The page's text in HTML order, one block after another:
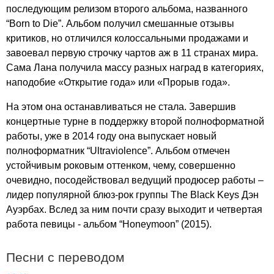
последующим релизом второго альбома, названного
“Born to Die”. Альбом получил смешанные отзывы
критиков, но отличился колоссальными продажами и
завоевал первую строчку чартов аж в 11 странах мира.
Сама Лана получила массу разных наград в категориях,
наподобие «Открытие года» или «Прорыв года».
На этом она останавливаться не стала. Завершив
концертные турне в поддержку второй полноформатной
работы, уже в 2014 году она выпускает новый
полноформатник “Ultraviolence”. Альбом отмечен
устойчивым роковым оттенком, чему, совершенно
очевидно, посодействовал ведущий продюсер работы –
лидер популярной блюз-рок группы The Black Keys Дэн
Ауэрбах. Вслед за ним почти сразу выходит и четвертая
работа певицы - альбом “Honeymoon” (2015).
Песни с переводом